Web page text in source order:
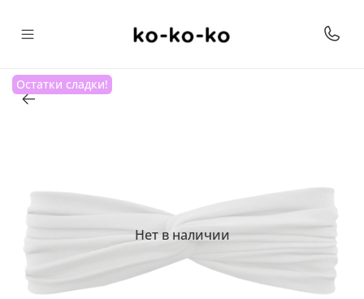
Нет в наличии
Остатки сладки!